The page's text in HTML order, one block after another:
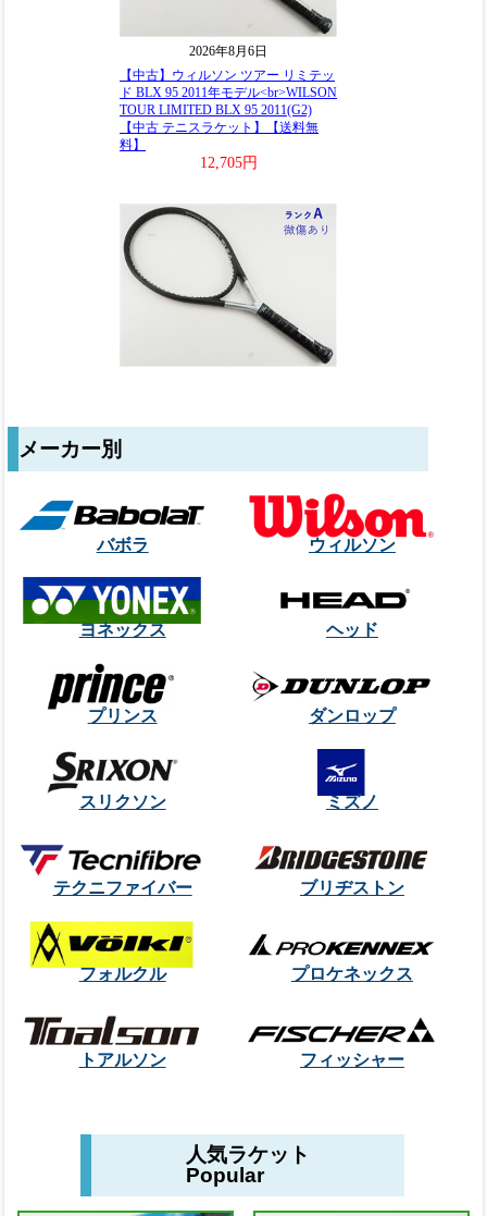
メーカー別
バボラ ウィルソン
ヨネックス ヘッド
プリンス ダンロップ
スリクソン ミズノ
テクニファイバー ブリヂストン
フォルクル プロケネックス
トアルソン フィッシャー
人気ラケット
Popular